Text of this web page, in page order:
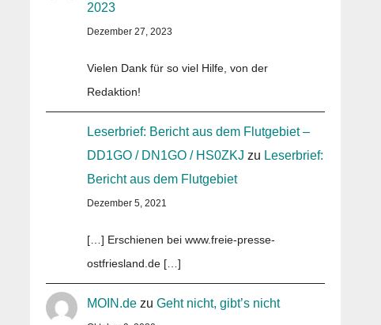
2023
Dezember 27, 2023
Vielen Dank für so viel Hilfe, von der
Redaktion!
Leserbrief: Bericht aus dem Flutgebiet –
DD1GO / DN1GO / HS0ZKJ zu Leserbrief:
Bericht aus dem Flutgebiet
Dezember 5, 2021
[…] Erschienen bei www.freie-presse-
ostfriesland.de […]
MOIN.de zuGeht nicht, gibt’s nicht